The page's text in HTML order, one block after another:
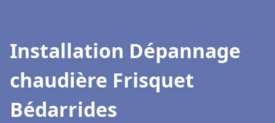
Installation Dépannage
chaudière Frisquet
Bédarrides